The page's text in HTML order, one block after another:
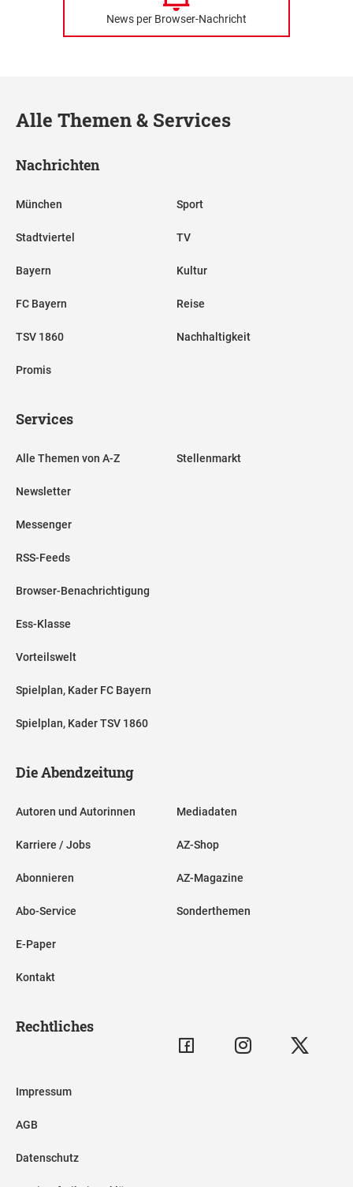
News per Browser-Nachricht
Alle Themen & Services
Nachrichten
München
Stadtviertel
Bayern
FC Bayern
TSV 1860
Promis
Sport
TV
Kultur
Reise
Nachhaltigkeit
Services
Alle Themen von A-Z
Newsletter
Messenger
RSS-Feeds
Browser-Benachrichtigung
Ess-Klasse
Vorteilswelt
Spielplan, Kader FC Bayern
Spielplan, Kader TSV 1860
Stellenmarkt
Die Abendzeitung
Autoren und Autorinnen
Karriere / Jobs
Abonnieren
Abo-Service
E-Paper
Kontakt
Mediadaten
AZ-Shop
AZ-Magazine
Sonderthemen
Rechtliches
Impressum
AGB
Datenschutz